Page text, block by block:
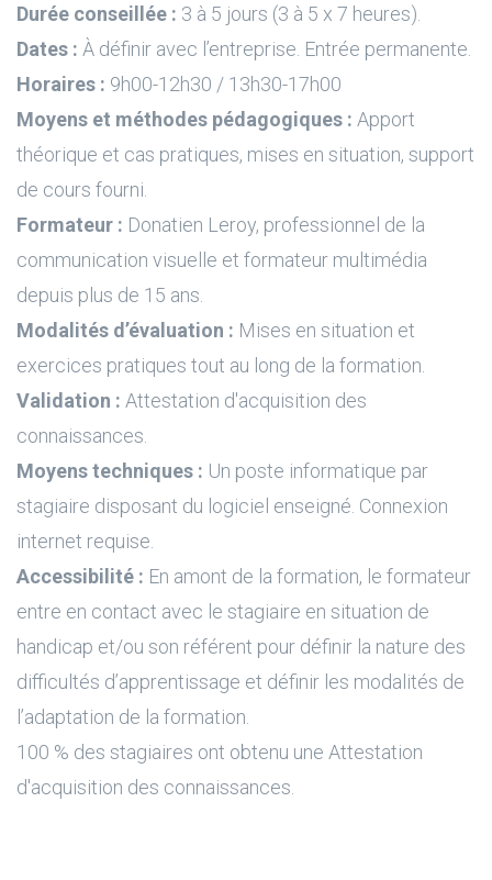
Durée conseillée : 3 à 5 jours (3 à 5 x 7 heures).
Dates : À définir avec l’entreprise. Entrée permanente.
Horaires : 9h00-12h30 / 13h30-17h00
Moyens et méthodes pédagogiques : Apport
théorique et cas pratiques, mises en situation, support
de cours fourni.
Formateur : Donatien Leroy, professionnel de la
communication visuelle et formateur multimédia
depuis plus de 15 ans.
Modalités d’évaluation : Mises en situation et
exercices pratiques tout au long de la formation.
Validation : Attestation d'acquisition des
connaissances.
Moyens techniques : Un poste informatique par
stagiaire disposant du logiciel enseigné. Connexion
internet requise.
Accessibilité : En amont de la formation, le formateur
entre en contact avec le stagiaire en situation de
handicap et/ou son référent pour définir la nature des
difficultés d’apprentissage et définir les modalités de
l’adaptation de la formation.
100 % des stagiaires ont obtenu une Attestation
d'acquisition des connaissances.